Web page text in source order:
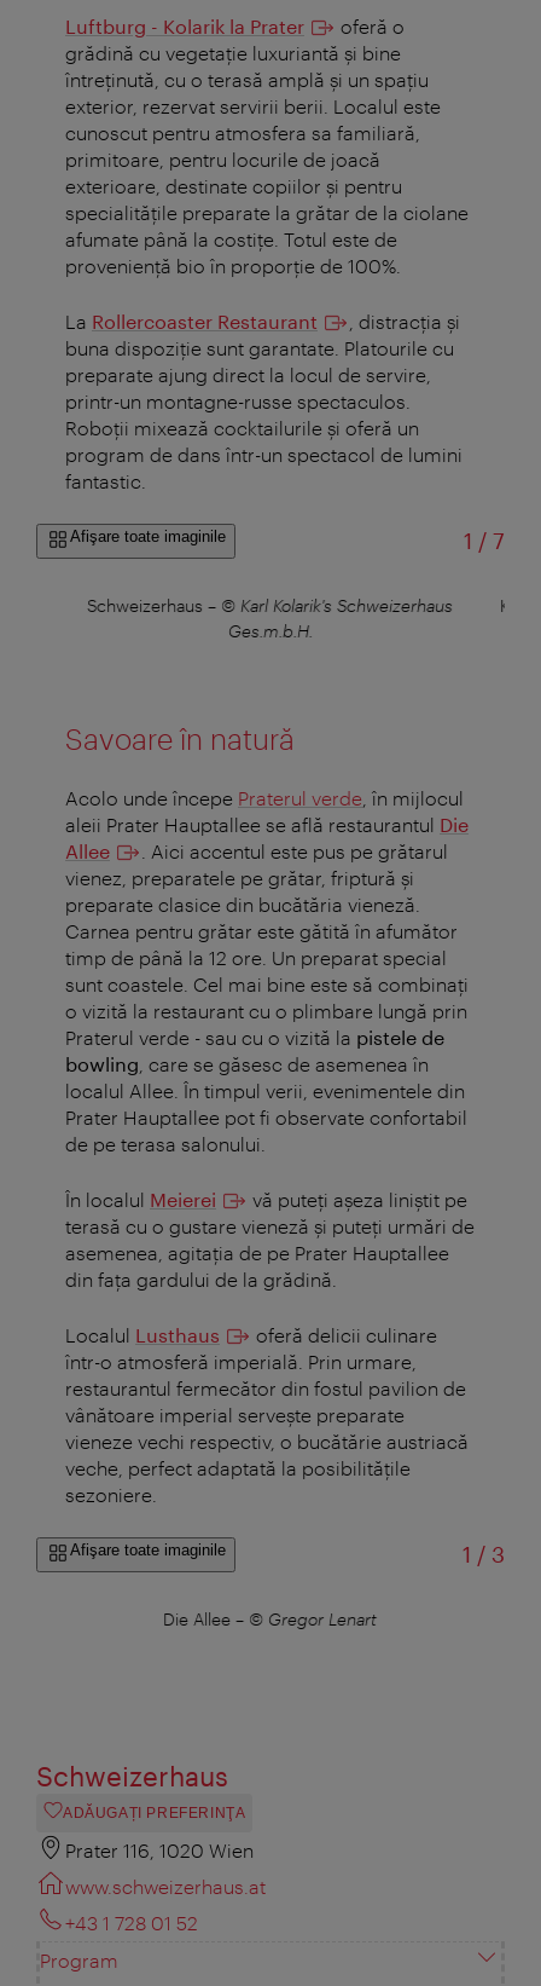
Luftburg - Kolarik la Prater
oferă o
grădină cu vegetaţie luxuriantă şi bine
întreţinută, cu o terasă amplă şi un spaţiu
exterior, rezervat servirii berii. Localul este
cunoscut pentru atmosfera sa familiară,
primitoare, pentru locurile de joacă
exterioare, destinate copiilor şi pentru
specialităţile preparate la grătar de la ciolane
afumate până la costiţe. Totul este de
provenienţă bio în proporţie de 100%.
La Rollercoaster Restaurant
, distracţia şi
buna dispoziţie sunt garantate. Platourile cu
preparate ajung direct la locul de servire,
printr-un montagne-russe spectaculos.
Roboţii mixează cocktailurile şi oferă un
program de dans într-un spectacol de lumini
fantastic.
Afişare toate imaginile 1 /din
7
Schweizerhaus – © Karl Kolarik's Schweizerhaus
Ges.m.b.H.
Savoare în natură
Acolo unde începe Praterul verde , în mijlocul
aleii Prater Hauptallee se află restaurantul Die
Allee
. Aici accentul este pus pe grătarul
vienez, preparatele pe grătar, friptură și
preparate clasice din bucătăria vieneză.
Carnea pentru grătar este gătită în afumător
timp de până la 12 ore. Un preparat special
sunt coastele. Cel mai bine este să combinați
o vizită la restaurant cu o plimbare lungă prin
Praterul verde - sau cu o vizită la pistele de
bowling , care se găsesc de asemenea în
localul Allee. În timpul verii, evenimentele din
Prater Hauptallee pot fi observate confortabil
de pe terasa salonului.
În localul Meierei
vă puteți așeza liniștit pe
terasă cu o gustare vieneză și puteți urmări de
asemenea, agitația de pe Prater Hauptallee
din fața gardului de la grădină.
Localul Lusthaus
oferă delicii culinare
într-o atmosferă imperială. Prin urmare,
restaurantul fermecător din fostul pavilion de
vânătoare imperial servește preparate
vieneze vechi respectiv, o bucătărie austriacă
veche, perfect adaptată la posibilităţile
sezoniere.
Afişare toate imaginile 1 /din
3
Die Allee – © Gregor Lenart
Schweizerhaus
ADĂUGAȚI PREFERINŢA
Prater 116, 1020 Wien
www.schweizerhaus.at
+43 1 728 01 52
Program